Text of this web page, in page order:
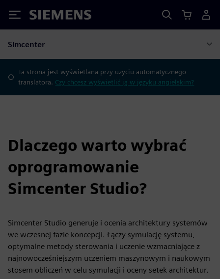
Siemens
Simcenter
Ta strona jest wyświetlana przy użyciu automatycznego
translatora. Czy chcesz wyświetlić ją w języku angielskim?
Dlaczego warto wybrać
oprogramowanie
Simcenter Studio?
Simcenter Studio generuje i ocenia architektury systemów
we wczesnej fazie koncepcji. Łączy symulację systemu,
optymalne metody sterowania i uczenie wzmacniające z
najnowocześniejszym uczeniem maszynowym i naukowym
stosem obliczeń w celu symulacji i oceny setek architektur.